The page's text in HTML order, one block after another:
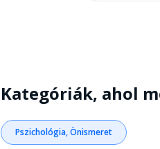
Kategóriák, ahol
Pszichológia, Önismeret